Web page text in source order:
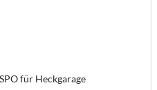
für Heckgarage